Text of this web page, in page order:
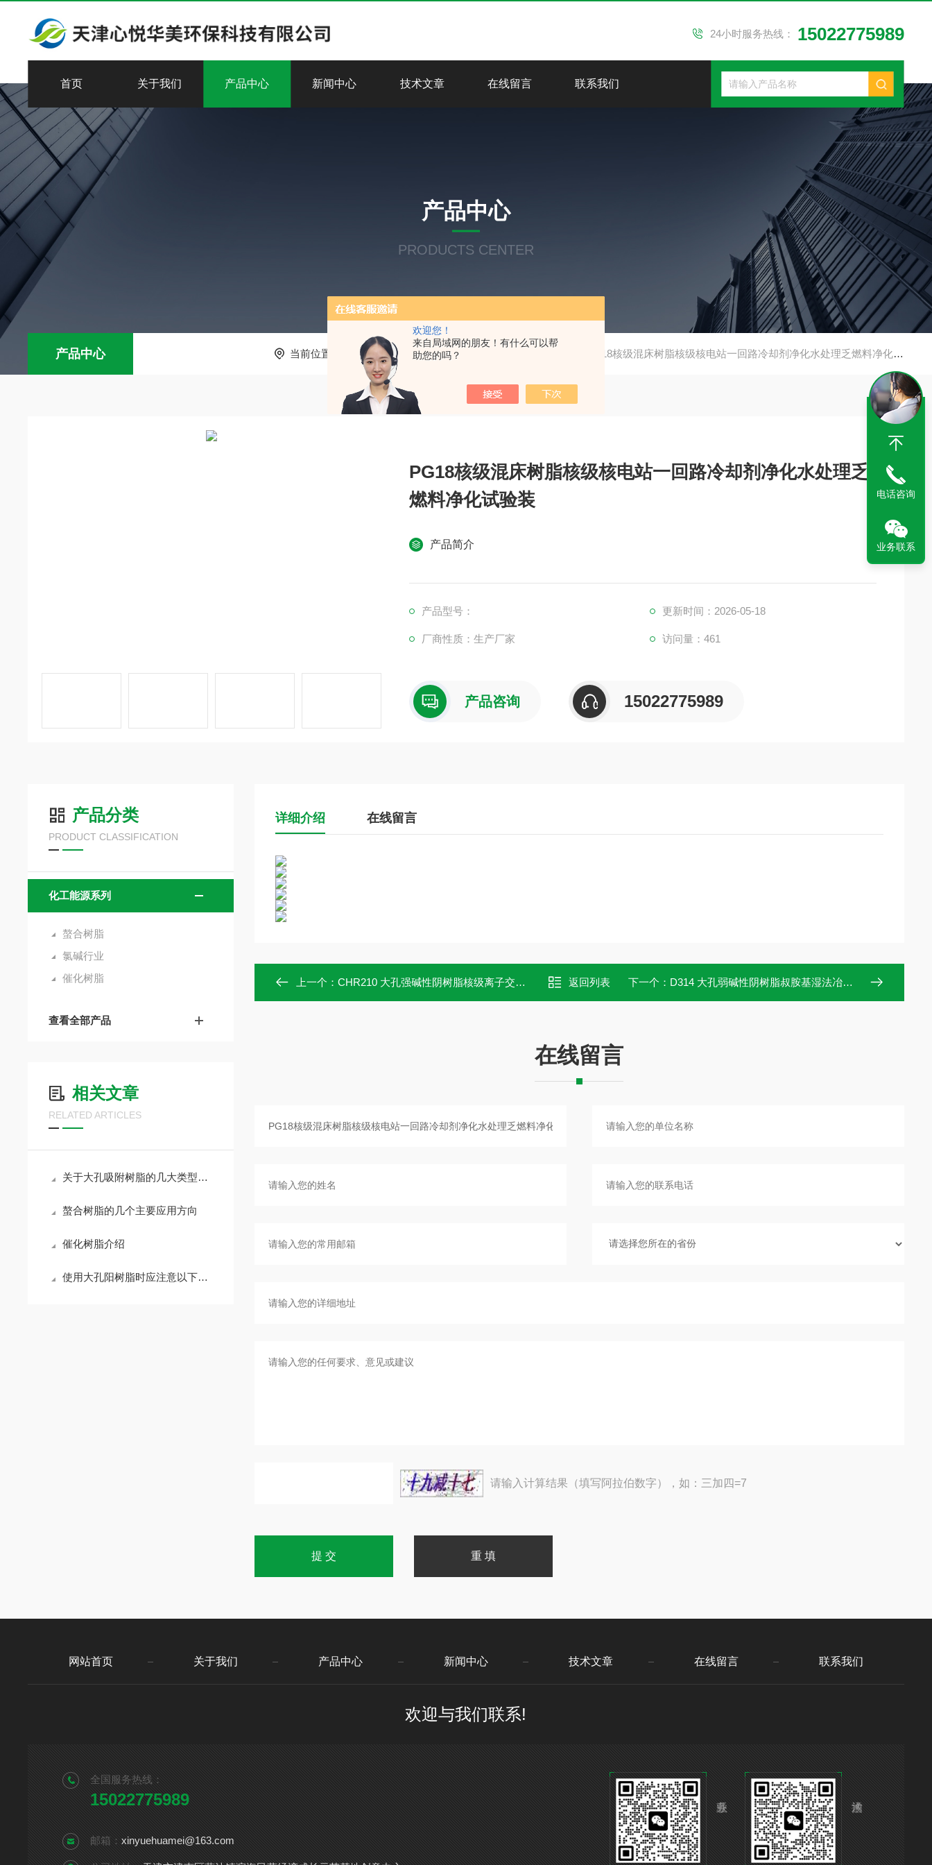
欢迎您！
来自局域网的朋友！有什么可以帮
助您的吗？
24小时服务热线： 15022775989
首页 关于我们 产品中心 新闻中心 技术文章 在线留言 联系我们
产品中心
PRODUCTS CENTER
产品中心 当前位置： 首页 产品中心 化工能源系列 PG18核级混床树脂核级核电站一回路冷却剂净化水处理乏燃料净化试验装
PG18核级混床树脂核级核电站一回路冷却剂净化水处理乏
燃料净化试验装
产品简介
产品型号： 更新时间：2026-05-18
厂商性质：生产厂家 访问量：461
产品咨询 15022775989
产品分类
PRODUCT CLASSIFICATION
化工能源系列
螯合树脂
氯碱行业
催化树脂
查看全部产品
相关文章
RELATED ARTICLES
关于大孔吸附树脂的几大类型讲述
螯合树脂的几个主要应用方向
催化树脂介绍
使用大孔阳树脂时应注意以下事项
详细介绍 在线留言
上一个：CHR210 大孔强碱性阴树脂核级离子交换树脂水处理除放射性元素袋装 返回列表 下一个： D314 大孔弱碱性阴树脂叔胺基湿法冶金中钨、钼的分离、提纯试验装
在线留言
请输入计算结果（填写阿拉伯数字），如：三加四=7
网站首页 关于我们 产品中心 新闻中心 技术文章 在线留言 联系我们
欢迎与我们联系!
全国服务热线：
15022775989
邮箱：xinyuehuamei@163.com
电话咨询
业务联系